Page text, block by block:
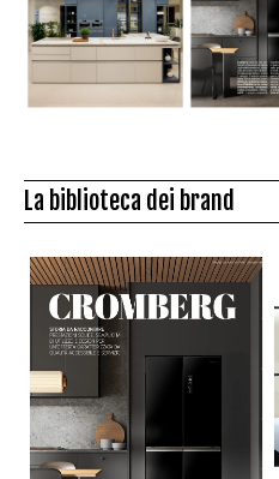
La biblioteca dei brand